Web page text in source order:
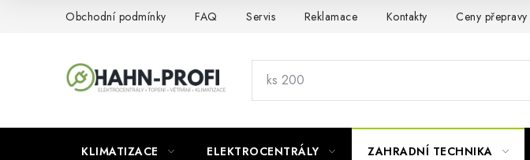
Obchodní podmínky FAQ Servis Reklamace Kontakty Ceny přepravy
KLIMATIZACE ELEKTROCENTRÁLY ZAHRADNÍ TECHNIKA